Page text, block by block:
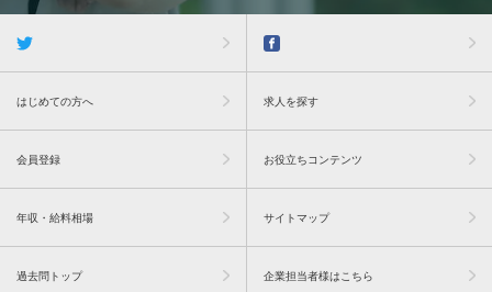
はじめての方へ 求人を探す
会員登録 お役立ちコンテンツ
年収・給料相場 サイトマップ
過去問トップ 企業担当者様はこちら